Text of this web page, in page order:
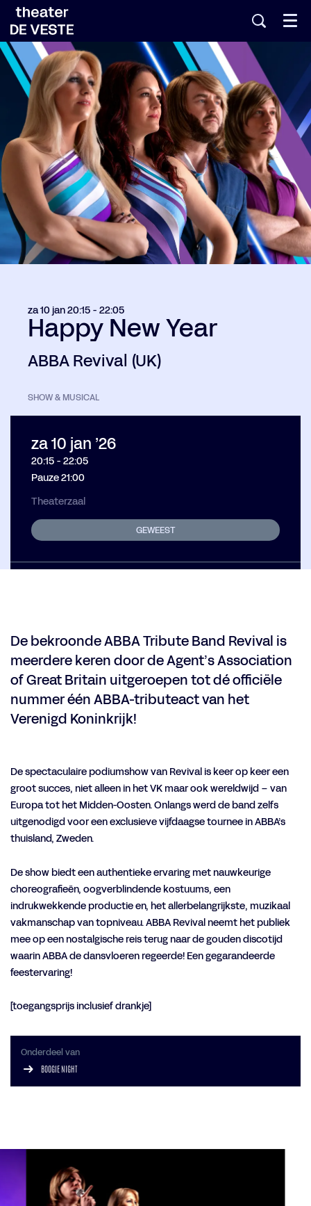
Menu
Happy New Year
ABBA Revival (UK)
za 10 jan20:15 - 22:05
SHOW & MUSICAL
za 10 jan ’26
20:15 - 22:05
Pauze 21:00
Theaterzaal
GEWEEST
De bekroonde ABBA Tribute Band Revival is
meerdere keren door de Agent’s Association
of Great Britain uitgeroepen tot dé officiële
nummer één ABBA-tributeact van het
Verenigd Koninkrijk!
De spectaculaire podiumshow van Revival is keer op keer een
groot succes, niet alleen in het VK maar ook wereldwijd – van
Europa tot het Midden-Oosten. Onlangs werd de band zelfs
uitgenodigd voor een exclusieve vijfdaagse tournee in ABBA’s
thuisland, Zweden.
De show biedt een authentieke ervaring met nauwkeurige
choreografieën, oogverblindende kostuums, een
indrukwekkende productie en, het allerbelangrijkste, muzikaal
vakmanschap van topniveau. ABBA Revival neemt het publiek
mee op een nostalgische reis terug naar de gouden discotijd
waarin ABBA de dansvloeren regeerde! Een gegarandeerde
feestervaring!
[toegangsprijs inclusief drankje]
Onderdeel van
BOOGIE NIGHT
Inzoomen